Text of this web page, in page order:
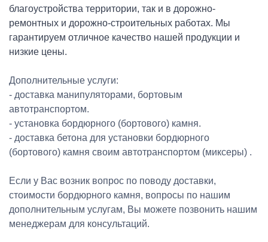
благоустройства территории, так и в дорожно-
ремонтных и дорожно-строительных работах. Мы
гарантируем отличное качество нашей продукции и
низкие цены.
Дополнительные услуги:
- доставка манипуляторами, бортовым
автотранспортом.
- установка бордюрного (бортового) камня.
- доставка бетона для установки бордюрного
(бортового) камня своим автотранспортом (миксеры) .
Если у Вас возник вопрос по поводу доставки,
стоимости бордюрного камня, вопросы по нашим
дополнительным услугам, Вы можете позвонить нашим
менеджерам для консультаций.